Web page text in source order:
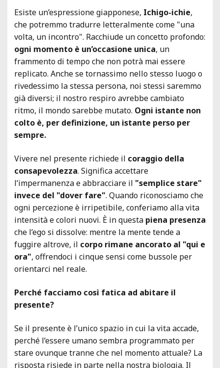
Esiste un’espressione giapponese, Ichigo-ichie,
che potremmo tradurre letteralmente come "una
volta, un incontro". Racchiude un concetto profondo:
ogni momento è un’occasione unica, un
frammento di tempo che non potrà mai essere
replicato. Anche se tornassimo nello stesso luogo o
rivedessimo la stessa persona, noi stessi saremmo
già diversi; il nostro respiro avrebbe cambiato
ritmo, il mondo sarebbe mutato. Ogni istante non
colto è, per definizione, un istante perso per
sempre.
Vivere nel presente richiede il coraggio della
consapevolezza. Significa accettare
l’impermanenza e abbracciare il "semplice stare"
invece del "dover fare". Quando riconosciamo che
ogni percezione è irripetibile, conferiamo alla vita
intensità e colori nuovi. È in questa piena presenza
che l’ego si dissolve: mentre la mente tende a
fuggire altrove, il corpo rimane ancorato al "qui e
ora", offrendoci i cinque sensi come bussole per
orientarci nel reale.
Perché facciamo così fatica ad abitare il
presente?
Se il presente è l’unico spazio in cui la vita accade,
perché l’essere umano sembra programmato per
stare ovunque tranne che nel momento attuale? La
risposta risiede in parte nella nostra biologia. Il